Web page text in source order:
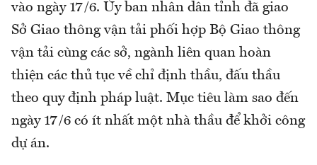
vào ngày 17/6. Ủy ban nhân dân tỉnh đã giao
Sở Giao thông vận tải phối hợp Bộ Giao thông
vận tải cùng các sở, ngành liên quan hoàn
thiện các thủ tục về chỉ định thầu, đấu thầu
theo quy định pháp luật. Mục tiêu làm sao đến
ngày 17/6 có ít nhất một nhà thầu để khởi công
dự án.